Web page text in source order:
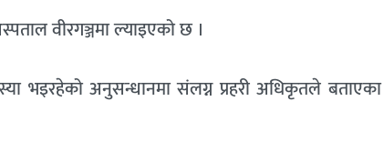
वीरगञ्जमा ल्याइएको छ ।
भइरहेको अनुसन्धानमा संलग्न प्रहरी अधिकृतले बताएका